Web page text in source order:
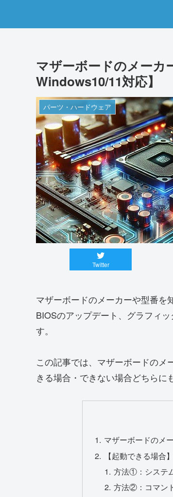
マザーボードのメーカ
Windows10/11対応】
パーツ・ハードウェア
Twitter
マザーボードのメーカーや型番を
BIOSのアップデート、グラフィ
す。
この記事では、マザーボードの
きる場合・できない場合どちらに
マザーボードのメ
【起動できる場合
方法①：システ
方法②：コマン